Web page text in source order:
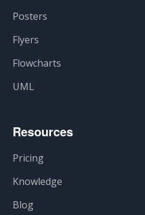
Posters
Flyers
Flowcharts
UML
Resources
Pricing
Knowledge
Blog